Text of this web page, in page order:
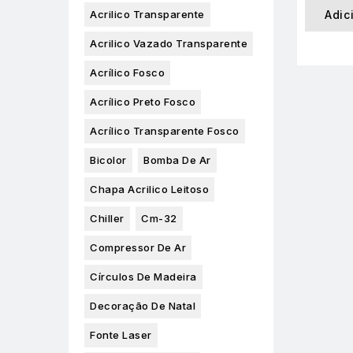
Acrilico Transparente
Acrilico Vazado Transparente
Acrílico Fosco
Acrílico Preto Fosco
Acrílico Transparente Fosco
Bicolor Bomba De Ar
Chapa Acrilico Leitoso
Chiller Cm-32
Compressor De Ar
Círculos De Madeira
Decoração De Natal
Fonte Laser